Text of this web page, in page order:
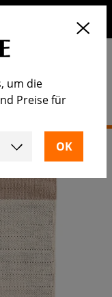
um die
Preise für